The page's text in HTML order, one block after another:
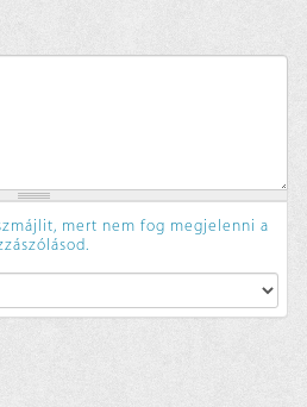
mert nem fog megjelenni a